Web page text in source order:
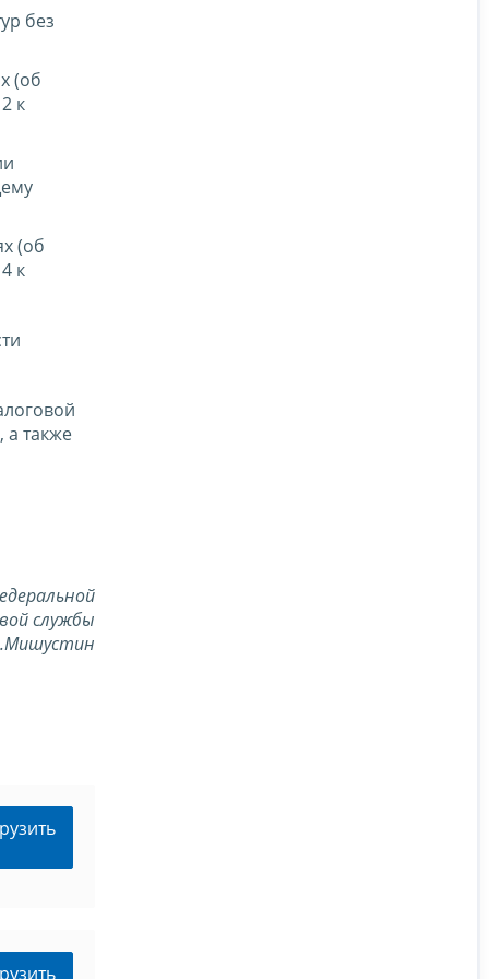
без
(об
к
(об
к
а также
службы